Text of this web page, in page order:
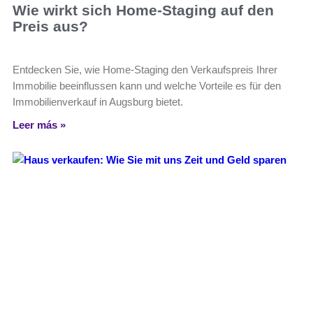
Wie wirkt sich Home-Staging auf den
Preis aus?
Entdecken Sie, wie Home-Staging den Verkaufspreis Ihrer
Immobilie beeinflussen kann und welche Vorteile es für den
Immobilienverkauf in Augsburg bietet.
Leer más »